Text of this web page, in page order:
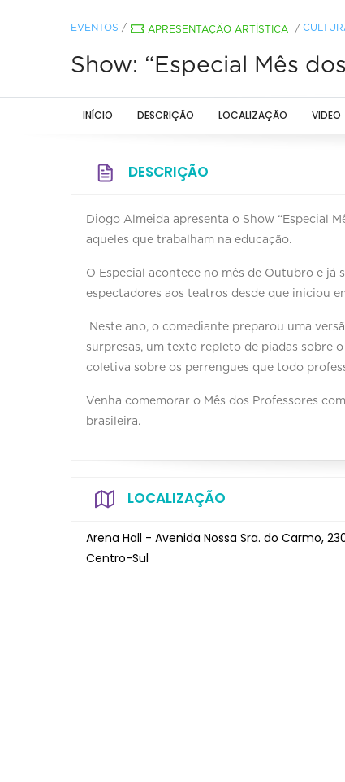
EVENTOS / APRESENTAÇÃO ARTÍSTICA /
Show: “Especial Mês
INÍCIO DESCRIÇÃO LOCALIZAÇÃO VIDEO
DESCRIÇÃO
Diogo Almeida apresenta o Show “Especial
aqueles que trabalham na educação.
O Especial acontece no mês de Outubro e já
espectadores aos teatros desde que iniciou
Neste ano, o comediante preparou uma
surpresas, um texto repleto de piadas sobre
coletiva sobre os perrengues que todo
Venha comemorar o Mês dos Professores
brasileira.
LOCALIZAÇÃO
Arena Hall - Avenida Nossa Sra. do Carmo,
Centro-Sul